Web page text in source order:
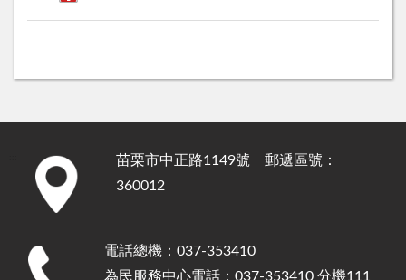
苗栗市中正路1149號 郵遞區號：
360012
電話總機：037-353410
為民服務中心電話：037-353410 分機111